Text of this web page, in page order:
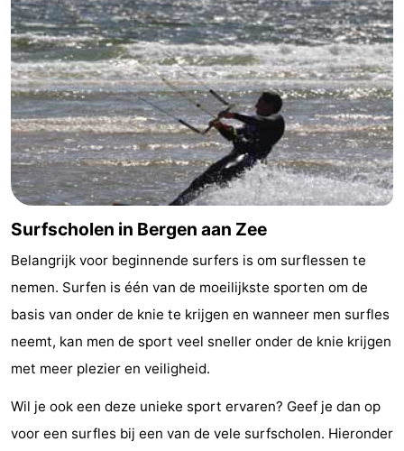
Nieuws
Medische
adressen
Regio
Noord-
Holland
-
Natuur
Schoorlse
Duinen
-
Bergen
Alkmaar
-
Egmond
Zee
duinreservaat
Wijk
-
Surfscholen in Bergen aan Zee
Belangrijk voor beginnende surfers is om surflessen te
nemen. Surfen is één van de moeilijkste sporten om de
basis van onder de knie te krijgen en wanneer men surfles
neemt, kan men de sport veel sneller onder de knie krijgen
met meer plezier en veiligheid.
Wil je ook een deze unieke sport ervaren? Geef je dan op
voor een surfles bij een van de vele surfscholen. Hieronder